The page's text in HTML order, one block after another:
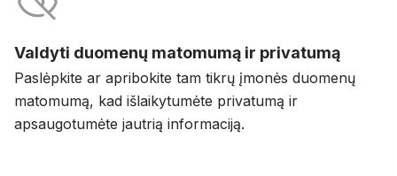
Valdyti duomenų matomumą ir privatumą
Paslėpkite ar apribokite tam tikrų įmonės duomenų
matomumą, kad išlaikytumėte privatumą ir
apsaugotumėte jautrią informaciją.